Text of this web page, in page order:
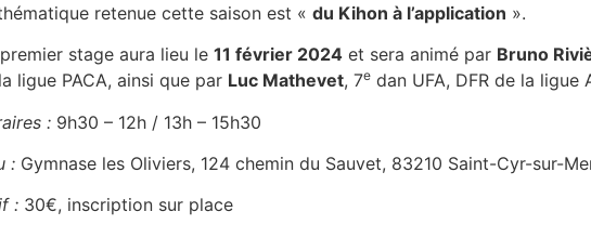
retenue cette saison est «du Kihon à l’application ».
stage aura lieu le11 février 2024 et sera animé par Bruno
ligue PACA, ainsi que par Luc Mathevet, 7e dan UFA, DFR de la ligue
: 9h30 – 12h / 13h – 15h30
: Gymnase les Oliviers, 124 chemin du Sauvet, 83210 Saint-Cyr-sur-
: 30€, inscription sur place